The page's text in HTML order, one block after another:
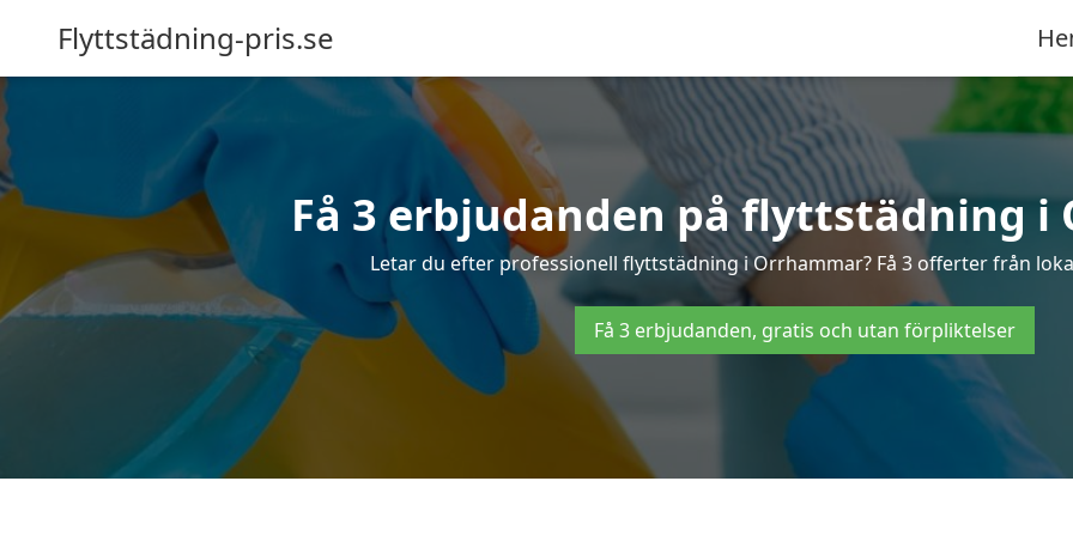
Flyttstädning-pris.se
Få 3 erbjudanden på flyttstädning i
Letar du efter professionell flyttstädning i Orrhammar? Få 3 offerter från
Få 3 erbjudanden, gratis och utan förpliktelser